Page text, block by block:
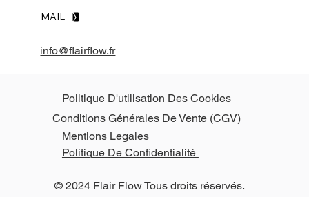
MAIL
info@flairflow.fr
Politique D'utilisation Des Cookies
Conditions Générales De Vente (CGV)
Mentions Legales
Politique De Confidentialité
© 2024 Flair Flow Tous droits réservés.